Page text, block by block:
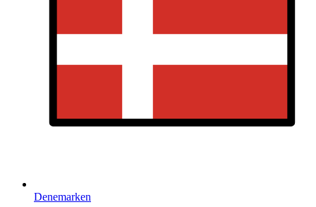
Denemarken